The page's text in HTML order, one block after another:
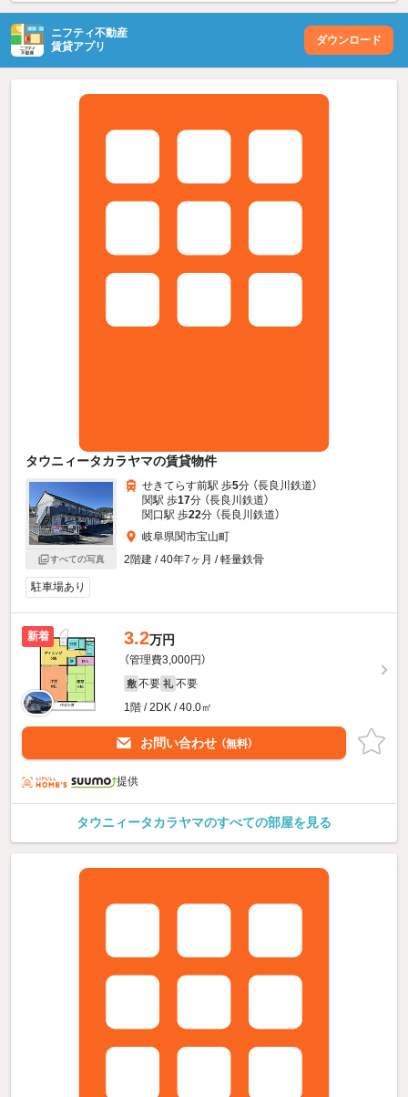
ニフティ不動産
賃貸アプリ
ダウンロード
タウニィータカラヤマの賃貸物件
すべての写真
せきてらす前駅 歩5分 （長良川鉄道）
関駅 歩17分 （長良川鉄道）
関口駅 歩22分 （長良川鉄道）
岐阜県関市宝山町
2階建 / 40年7ヶ月 / 軽量鉄骨
駐車場あり
新着 3.2万円
（管理費3,000円）
敷 不要 礼 不要
1階 / 2DK / 40.0㎡
お問い合わせ （無料）
提供
タウニィータカラヤマのすべての部屋を見る